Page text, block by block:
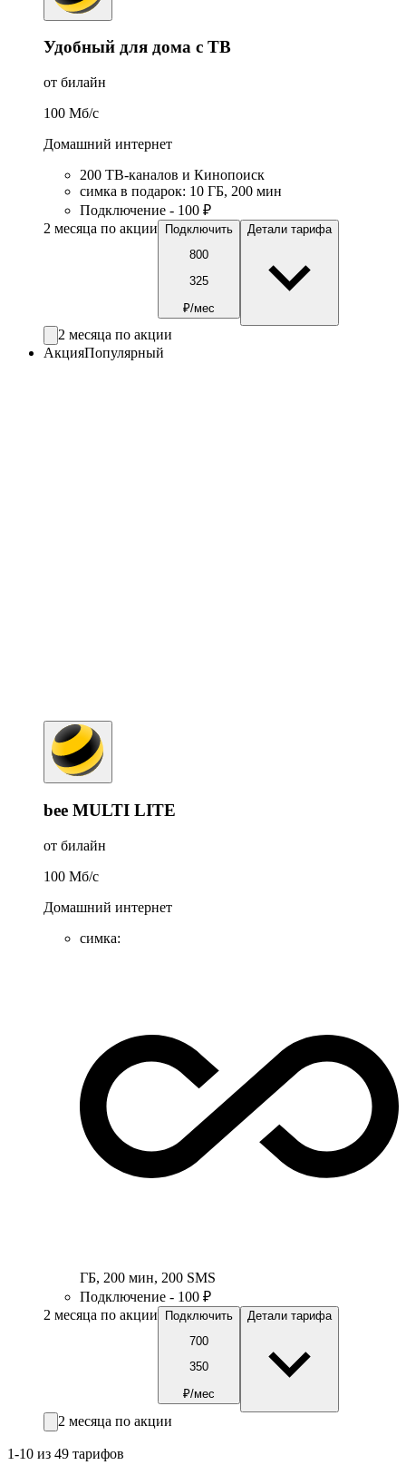
Удобный для дома с ТВ
от билайн
100 Мб/c
Домашний интернет
200 ТВ-каналов и Кинопоиск
симка в подарок: 10 ГБ, 200 мин
Подключение - 100 ₽
2 месяца по акции
Подключить
800
325
₽/мес
Детали тарифа
2 месяца по акции
АкцияПопулярный
bee MULTI LITE
от билайн
100 Мб/c
Домашний интернет
симка:
ГБ, 200 мин, 200 SMS
Подключение - 100 ₽
2 месяца по акции
Подключить
700
350
₽/мес
Детали тарифа
2 месяца по акции
1-10 из 49 тарифов